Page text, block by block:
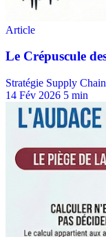
Stratégie Supply Chain
14 Fév 2026 5 min